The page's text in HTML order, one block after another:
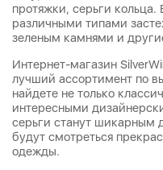
протяжки, серьги
различными типами
зеленым камнями и
Интернет-магазин
лучший ассортимент по
найдете не только
интересными
серьги станут шикарным
будут смотреться
одежды.